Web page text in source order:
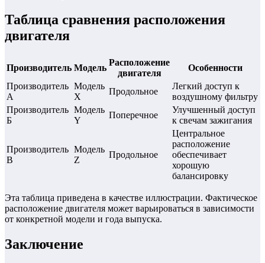
Таблица сравнения расположения
двигателя
Производитель Модель
Расположение
двигателя
Особенности
Производитель
А
Модель
X
Продольное
Легкий доступ к
воздушному фильтру
Производитель
Б
Модель
Y
Поперечное
Улучшенный доступ
к свечам зажигания
Производитель
В
Модель
Z
Продольное
Центральное
расположение
обеспечивает
хорошую
балансировку
Эта таблица приведена в качестве иллюстрации. Фактическое
расположение двигателя может варьироваться в зависимости
от конкретной модели и года выпуска.
Заключение